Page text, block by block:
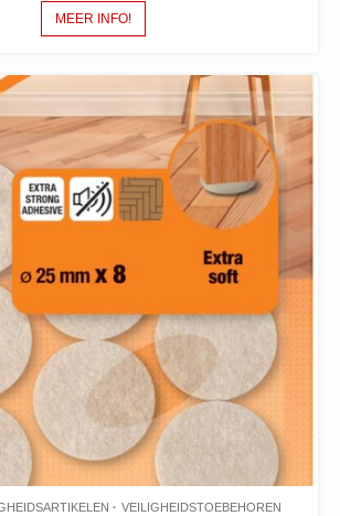
MEER INFO!
VEILIGHEIDSTOEBEHOREN